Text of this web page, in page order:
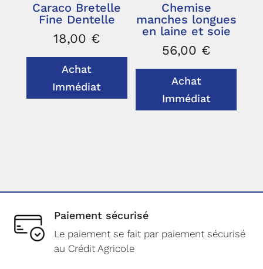
Caraco Bretelle
Fine Dentelle
18,00 €
Achat
Immédiat
Chemise
manches longues
en laine et soie
56,00 €
Achat
Immédiat
Paiement sécurisé
Le paiement se fait par paiement sécurisé
au Crédit Agricole